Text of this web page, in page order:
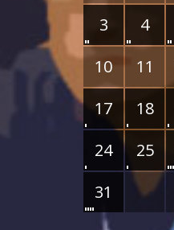
3
4
10
11
17
18
24
25
31